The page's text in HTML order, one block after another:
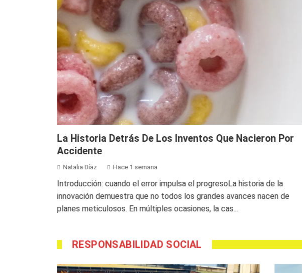
La Historia Detrás De Los Inventos Que Nacieron Por
Accidente
Natalia Díaz Hace 1 semana
Introducción: cuando el error impulsa el progresoLa historia de la
innovación demuestra que no todos los grandes avances nacen de
planes meticulosos. En múltiples ocasiones, la cas...
RESPONSABILIDAD SOCIAL